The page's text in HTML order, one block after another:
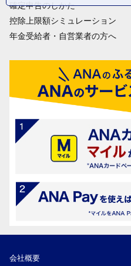
確定申告のしかた
控除上限額シミュレーション
年金受給者・自営業者の方へ
会社概要